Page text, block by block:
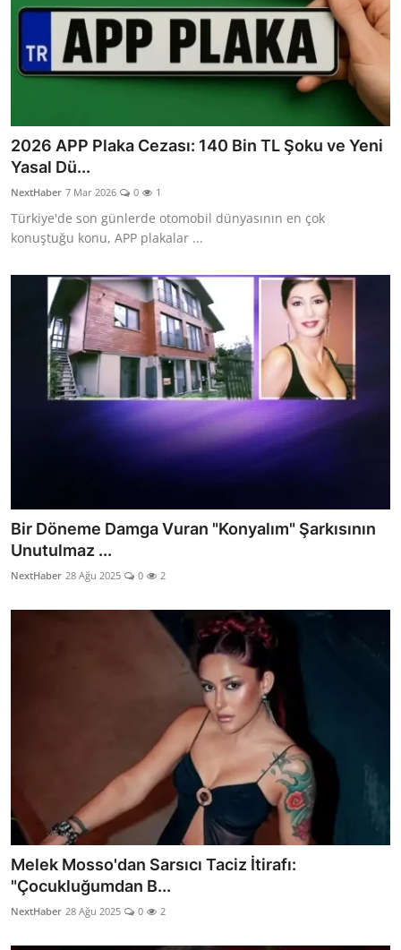
2026 APP Plaka Cezası: 140 Bin TL Şoku ve Yeni
Yasal Dü...
NextHaber 7 Mar 2026 0 1
Türkiye'de son günlerde otomobil dünyasının en çok
konuştuğu konu, APP plakalar ...
Bir Döneme Damga Vuran "Konyalım" Şarkısının
Unutulmaz ...
NextHaber 28 Ağu 2025 0 2
Melek Mosso'dan Sarsıcı Taciz İtirafı:
"Çocukluğumdan B...
NextHaber 28 Ağu 2025 0 2